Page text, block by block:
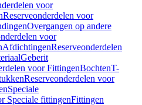
voor
Reserveonderdelen voor
Overgangen op andere
voor
AfdichtingenReserveonderdelen
Geberit
voor FittingenBochtenT-
Reserveonderdelen voor
Speciale
Speciale fittingenFittingen